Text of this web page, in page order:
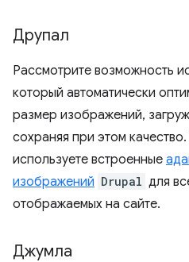
Друпал
Рассмотрите возможность
который автоматически
размер изображений,
сохраняя при этом
используете встроенные
изображений Drupal для
отображаемых на сайте.
Джумла